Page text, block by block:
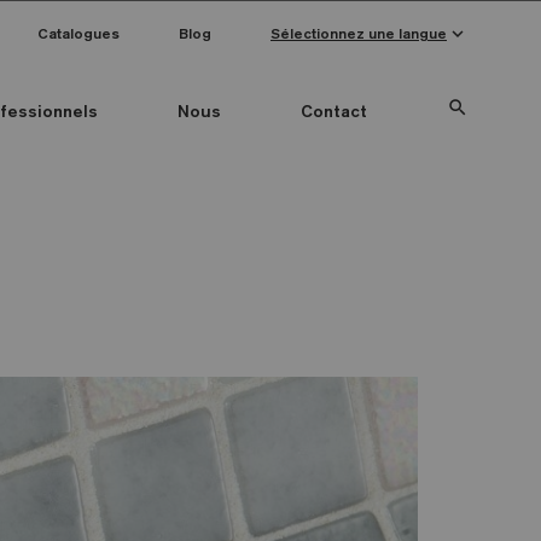
Nous Contact search
Catalogues Blog Sélectionnez une langue keyboard_arrow_down